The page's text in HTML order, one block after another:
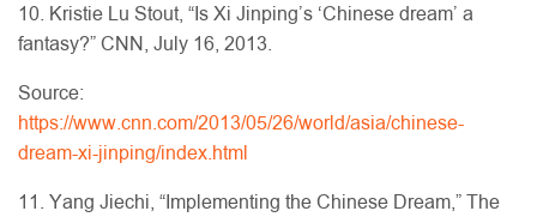
10. Kristie Lu Stout, “Is Xi Jinping’s ‘Chinese dream’ a
fantasy?” CNN, July 16, 2013.
Source:
https://www.cnn.com/2013/05/26/world/asia/chinese-
dream-xi-jinping/index.html
11. Yang Jiechi, “Implementing the Chinese Dream,” The